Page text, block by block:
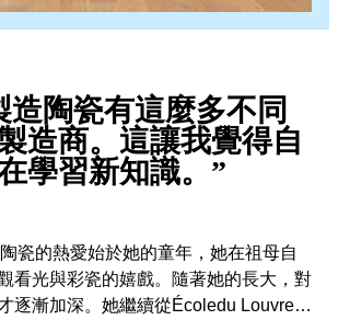
造陶瓷有這麼多不同
造商。這讓我覺得自
學習新知識。”
瓷的熱愛始於她的童年，她在祖母自
看光與彩瓷的嬉戲。隨著她的長大，對
逐漸加深。她繼續從Écoledu Louvre獲